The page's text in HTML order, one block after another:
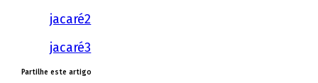
jacaré2
jacaré3
Partilhe este artigo